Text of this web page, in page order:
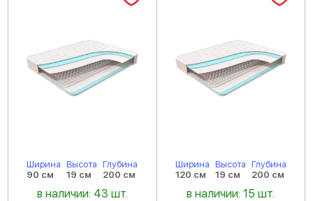
Ширина
90 см
Высота
19 см
Глубина
200 см
в наличии: 43 шт.
Ширина
120 см
Высота
19 см
Глубина
200 см
в наличии: 15 шт.